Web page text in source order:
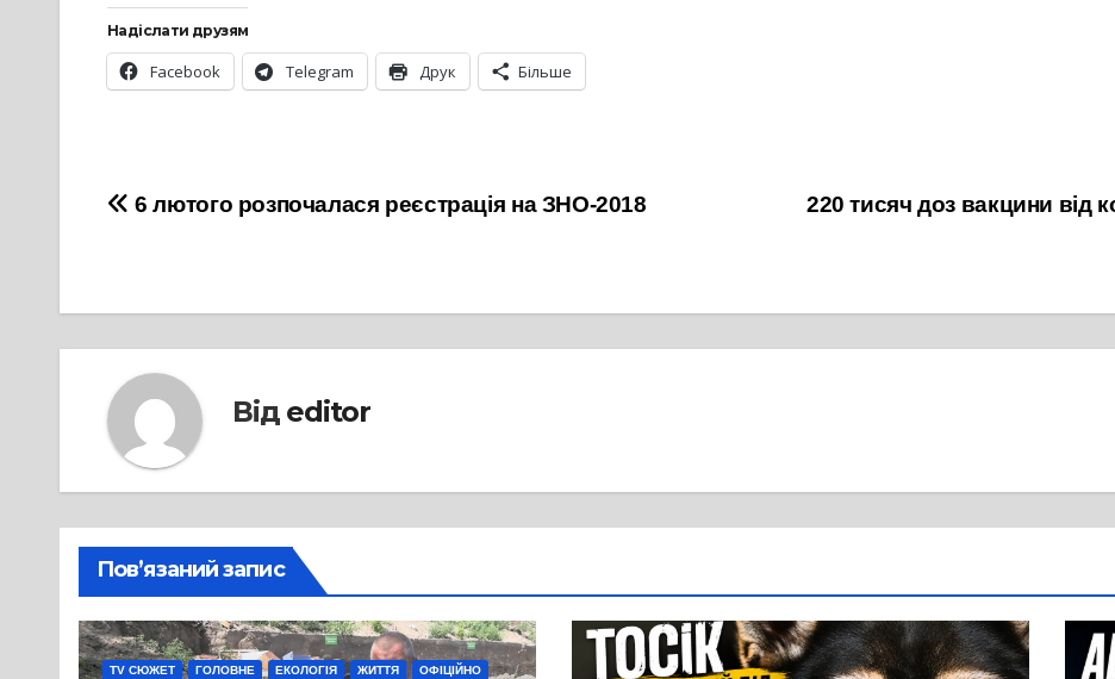
Надіслати друзям
Facebook Telegram Друк Більше
Навігація
220 тисяч доз вакцини від
6 лютого розпочалася реєстрація на ЗНО-2018
Від editor
Пов’язаний запис
TV СЮЖЕТ ГОЛОВНЕ ЕКОЛОГІЯ ЖИТТЯ ОФІЦІЙНО